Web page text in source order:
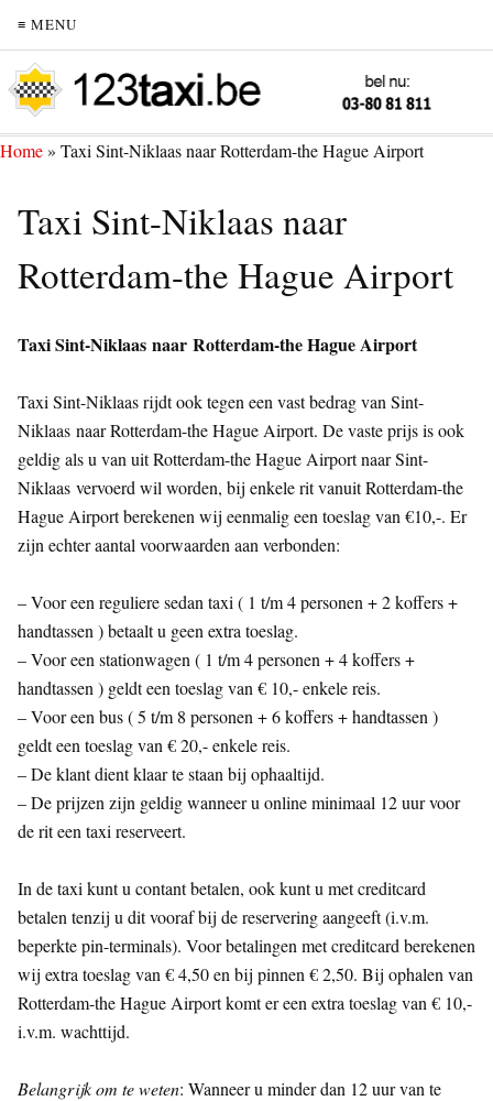
≡ MENU
Home» Taxi Sint-Niklaas naar Rotterdam-the Hague Airport
Taxi Sint-Niklaas naar
Rotterdam-the Hague Airport
Taxi Sint-Niklaas naar Rotterdam-the Hague Airport
Taxi Sint-Niklaas rijdt ook tegen een vast bedrag van Sint-
Niklaas naar Rotterdam-the Hague Airport. De vaste prijs is ook
geldig als u van uit Rotterdam-the Hague Airport naar Sint-
Niklaas vervoerd wil worden, bij enkele rit vanuit Rotterdam-the
Hague Airport berekenen wij eenmalig een toeslag van €10,-. Er
zijn echter aantal voorwaarden aan verbonden:
– Voor een reguliere sedan taxi ( 1 t/m 4 personen + 2 koffers +
handtassen ) betaalt u geen extra toeslag.
– Voor een stationwagen ( 1 t/m 4 personen + 4 koffers +
handtassen ) geldt een toeslag van € 10,- enkele reis.
– Voor een bus ( 5 t/m 8 personen + 6 koffers + handtassen )
geldt een toeslag van € 20,- enkele reis.
– De klant dient klaar te staan bij ophaaltijd.
– De prijzen zijn geldig wanneer u online minimaal 12 uur voor
de rit een taxi reserveert.
In de taxi kunt u contant betalen, ook kunt u met creditcard
betalen tenzij u dit vooraf bij de reservering aangeeft (i.v.m.
beperkte pin-terminals). Voor betalingen met creditcard berekenen
wij extra toeslag van € 4,50 en bij pinnen € 2,50. Bij ophalen van
Rotterdam-the Hague Airport komt er een extra toeslag van € 10,-
i.v.m. wachttijd.
Belangrijk om te weten: Wanneer u minder dan 12 uur van te